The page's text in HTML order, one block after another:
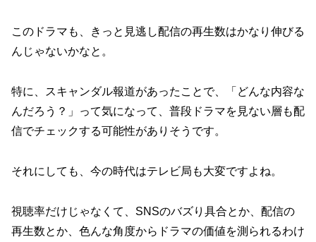
このドラマも、きっと見逃し配信の再生数はかなり伸びる
んじゃないかなと。
特に、スキャンダル報道があったことで、「どんな内容な
んだろう？」って気になって、普段ドラマを見ない層も配
信でチェックする可能性がありそうです。
それにしても、今の時代はテレビ局も大変ですよね。
視聴率だけじゃなくて、SNSのバズり具合とか、配信の
再生数とか、色んな角度からドラマの価値を測られるわけ